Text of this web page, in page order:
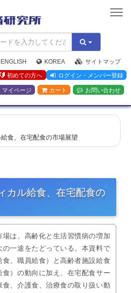
矢
野
経
済
研
究
所
ENGLISH KOREA
サイトマップ
初めての方へ
ログイン・メンバー登録
マイページ カート お問い合わせ
食、在宅配食の市場展望
カル給食、在宅配食の
場は、高齢化と生活習慣病の増加
の一途をたどっている。本資料で
、職員給食）と高齢者施設給食
食）の動向に加え、在宅配食サー
食、介護食、治療食の取り扱い動